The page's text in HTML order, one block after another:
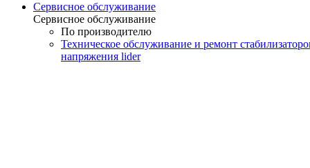
Сервисное обслуживание
Сервисное обслуживание
По производителю
Техническое обслуживание и ремонт
напряжения lider